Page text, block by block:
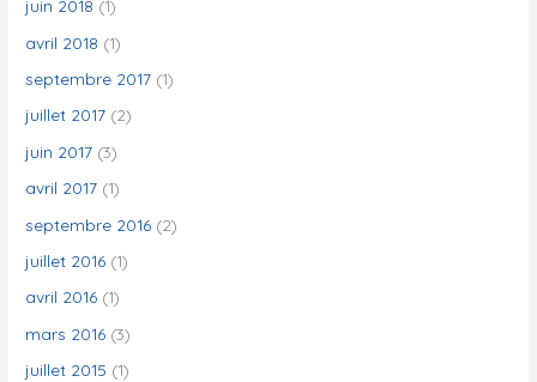
juin 2018 (1)
avril 2018 (1)
septembre 2017 (1)
juillet 2017 (2)
juin 2017 (3)
avril 2017 (1)
septembre 2016 (2)
juillet 2016 (1)
avril 2016 (1)
mars 2016 (3)
juillet 2015 (1)